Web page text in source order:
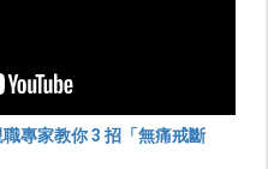
專家教你 3 招「無痛戒斷